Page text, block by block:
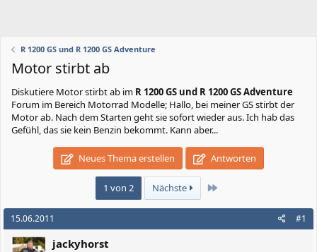
R 1200 GS und R 1200 GS Adventure
Motor stirbt ab
Diskutiere Motor stirbt ab im R 1200 GS und R 1200 GS Adventure
Forum im Bereich Motorrad Modelle; Hallo, bei meiner GS stirbt der
Motor ab. Nach dem Starten geht sie sofort wieder aus. Ich hab das
Gefühl, das sie kein Benzin bekommt. Kann aber...
Neues Thema erstellen Antworten
1 von 2 Nächste Letzte
15.06.2011 #1
jackyhorst